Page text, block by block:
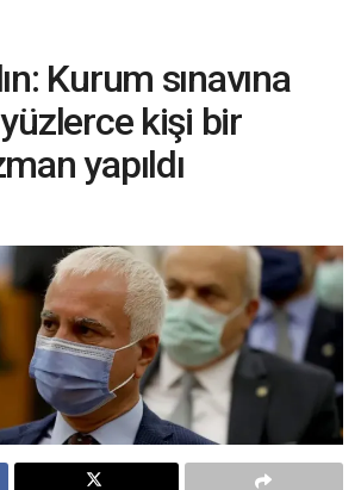
Kurum sınavına
kişi bir
yapıldı